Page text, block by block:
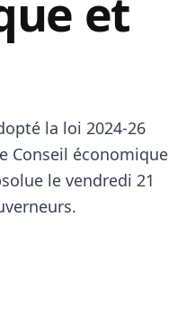
et
la loi 2024-26
Conseil économique
le vendredi 21